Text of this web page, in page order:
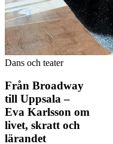
Dans och teater
Från Broadway
till Uppsala –
Eva Karlsson om
livet, skratt och
lärandet